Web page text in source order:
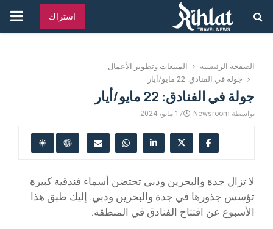
اشتراك
الصفحة الرئيسية
المبيعات وتطوير الأعمال
جولة في الفنادق: 22 مايو/أيار
جولة في الفنادق: 22 مايو/أيار
بواسطة Newsroom 17 مايو، 2024
لا تزال جدة والبحرين ودبي تحتضن أسماء فندقية كبيرة
تؤسس جذورها في جدة والبحرين ودبي. إليك طبق هذا
الأسبوع عن افتتاح الفنادق في المنطقة.